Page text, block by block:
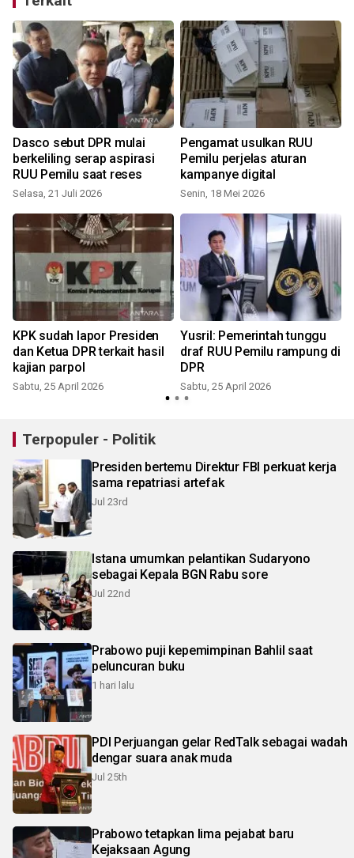
Dasco sebut DPR mulai
berkeliling serap aspirasi
RUU Pemilu saat reses
Selasa, 21 Juli 2026
Pengamat usulkan RUU
Pemilu perjelas aturan
kampanye digital
Senin, 18 Mei 2026
KPK sudah lapor Presiden
dan Ketua DPR terkait hasil
kajian parpol
Sabtu, 25 April 2026
Yusril: Pemerintah tunggu
draf RUU Pemilu rampung di
DPR
Sabtu, 25 April 2026
Terpopuler - Politik
Presiden bertemu Direktur FBI perkuat kerja
sama repatriasi artefak
Jul 23rd
Istana umumkan pelantikan Sudaryono
sebagai Kepala BGN Rabu sore
Jul 22nd
Prabowo puji kepemimpinan Bahlil saat
peluncuran buku
1 hari lalu
PDI Perjuangan gelar RedTalk sebagai wadah
dengar suara anak muda
Jul 25th
Prabowo tetapkan lima pejabat baru
Kejaksaan Agung